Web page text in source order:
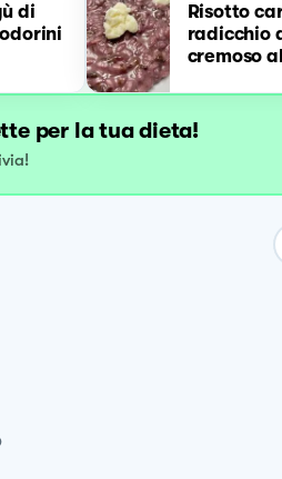
di
Risotto
radicchio
cremoso
per la tua dieta!